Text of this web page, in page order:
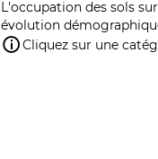
L'occupation des sols
évolution
Cliquez sur une